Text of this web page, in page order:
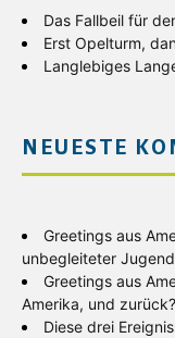
Das Fallbeil für
Erst Opelturm,
Langlebiges
NEUESTE
Greetings aus
unbegleiteter
Greetings aus
Amerika, und zurück?
Diese drei